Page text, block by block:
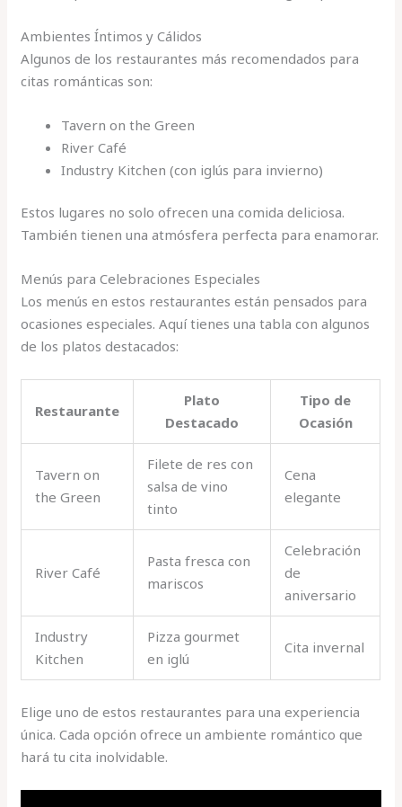
Ambientes Íntimos y Cálidos
Algunos de los restaurantes más recomendados para
citas románticas son:
Tavern on the Green
River Café
Industry Kitchen (con iglús para invierno)
Estos lugares no solo ofrecen una comida deliciosa.
También tienen una atmósfera perfecta para enamorar.
Menús para Celebraciones Especiales
Los menús en estos restaurantes están pensados para
ocasiones especiales. Aquí tienes una tabla con algunos
de los platos destacados:
Restaurante
Plato
Destacado
Tipo de
Ocasión
Tavern on
the Green
Filete de res con
salsa de vino
tinto
Cena
elegante
River Café
Pasta fresca con
mariscos
Celebración
de
aniversario
Industry
Kitchen
Pizza gourmet
en iglú
Cita invernal
Elige uno de estos restaurantes para una experiencia
única. Cada opción ofrece un ambiente romántico que
hará tu cita inolvidable.